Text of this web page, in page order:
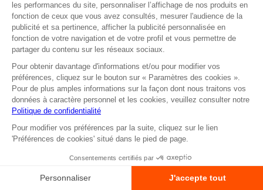
Les données affichées ici, particulièrement la base